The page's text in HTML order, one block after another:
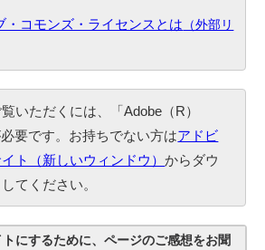
・コモンズ・ライセンスとは （外部リ
いただくには、「Adobe（R）
要です。お持ちでない方はアドビ
ト（新しいウィンドウ）からダウ
てください。
にするために、ページのご感想をお聞